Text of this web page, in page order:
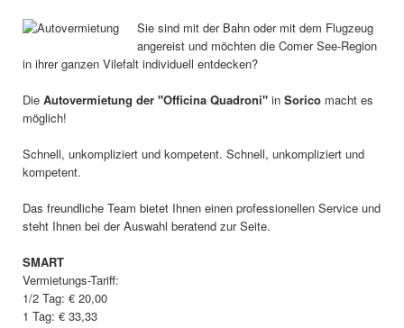
Sie sind mit der Bahn oder mit dem Flugzeug
angereist und möchten die Comer See-Region
in ihrer ganzen Vilefalt individuell entdecken?
Die Autovermietung der "Officina Quadroni" in Sorico macht es
möglich!
Schnell, unkompliziert und kompetent. Schnell, unkompliziert und
kompetent.
Das freundliche Team bietet Ihnen einen professionellen Service und
steht Ihnen bei der Auswahl beratend zur Seite.
SMART
Vermietungs-Tariff:
1/2 Tag: € 20,00
1 Tag: € 33,33